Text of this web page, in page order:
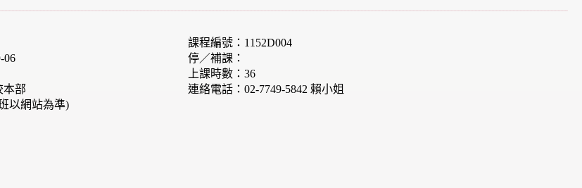
課程編號：1152D004
06
停／補課：
上課時數：36
本部
連絡電話：02-7749-5842 賴小姐
以網站為準)